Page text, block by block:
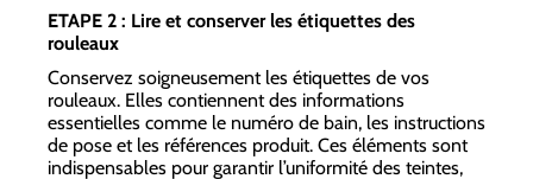
ETAPE 2 : Lire et conserver les étiquettes des
rouleaux
Conservez soigneusement les étiquettes de vos
rouleaux. Elles contiennent des informations
essentielles comme le numéro de bain, les instructions
de pose et les références produit. Ces éléments sont
indispensables pour garantir l’uniformité des teintes,